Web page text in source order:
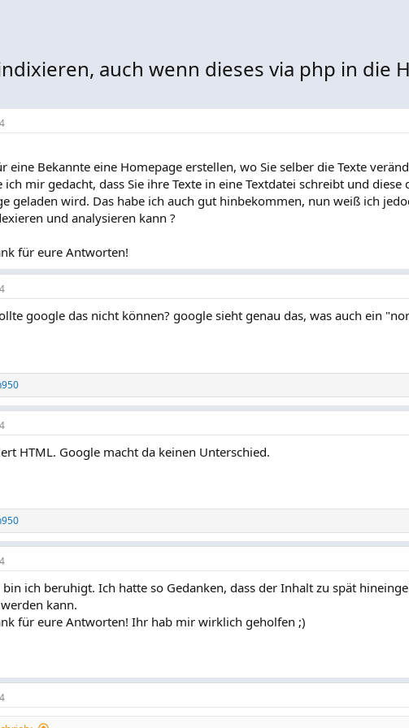
auch wenn dieses via php in die
eine Bekannte eine Homepage erstellen, wo Sie selber die Texte
ich mir gedacht, dass Sie ihre Texte in eine Textdatei schreibt und diese
geladen wird. Das habe ich auch gut hinbekommen, nun weiß ich
und analysieren kann ?
für eure Antworten!
google das nicht können? google sieht genau das, was auch ein
HTML. Google macht da keinen Unterschied.
bin ich beruhigt. Ich hatte so Gedanken, dass der Inhalt zu spät
kann.
für eure Antworten! Ihr hab mir wirklich geholfen ;)